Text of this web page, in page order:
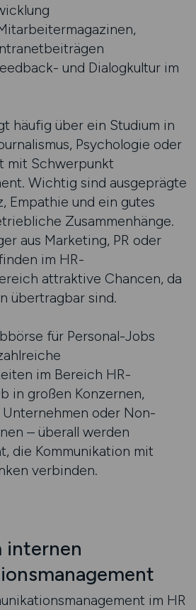
und Dialogkultur im
häufig über ein Studium in
Psychologie oder
mit Schwerpunkt
Wichtig sind ausgeprägte
Empathie und ein gutes
Zusammenhänge.
aus Marketing, PR oder
im HR-
attraktive Chancen, da
übertragbar sind.
für Personal-Jobs
im Bereich HR-
in großen Konzernen,
oder Non-
– überall werden
die Kommunikation mit
verbinden.
internen
im HR